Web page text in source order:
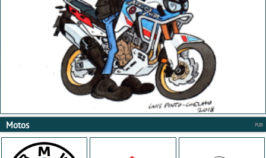
Motos